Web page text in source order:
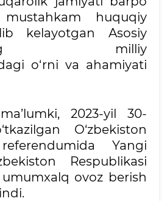
huquqiy
kelayotgan Asosiy
milliy
o‘rni va ahamiyati
2023-yil 30-
O‘zbekiston
Yangi
Respublikasi
ovoz berish